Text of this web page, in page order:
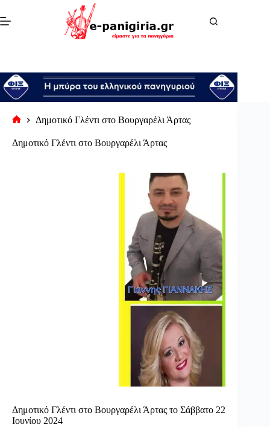
στο
περιεχόμενο
σελίδα
Δημοτικό Γλέντι στο Βουργαρέλι Άρτας
Δημοτικό Γλέντι στο Βουργαρέλι Άρτας
Δημοτικό Γλέντι στο Βουργαρέλι Άρτας το Σάββατο 22
Ιουνίου 2024